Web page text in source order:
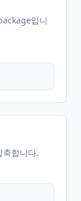
입니
축합니다.